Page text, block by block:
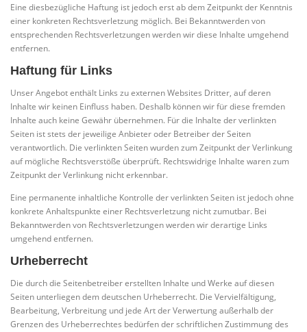
Eine diesbezügliche Haftung ist jedoch erst ab dem Zeitpunkt der Kenntnis
einer konkreten Rechtsverletzung möglich. Bei Bekanntwerden von
entsprechenden Rechtsverletzungen werden wir diese Inhalte umgehend
entfernen.
Haftung für Links
Unser Angebot enthält Links zu externen Websites Dritter, auf deren
Inhalte wir keinen Einfluss haben. Deshalb können wir für diese fremden
Inhalte auch keine Gewähr übernehmen. Für die Inhalte der verlinkten
Seiten ist stets der jeweilige Anbieter oder Betreiber der Seiten
verantwortlich. Die verlinkten Seiten wurden zum Zeitpunkt der Verlinkung
auf mögliche Rechtsverstöße überprüft. Rechtswidrige Inhalte waren zum
Zeitpunkt der Verlinkung nicht erkennbar.
Eine permanente inhaltliche Kontrolle der verlinkten Seiten ist jedoch ohne
konkrete Anhaltspunkte einer Rechtsverletzung nicht zumutbar. Bei
Bekanntwerden von Rechtsverletzungen werden wir derartige Links
umgehend entfernen.
Urheberrecht
Die durch die Seitenbetreiber erstellten Inhalte und Werke auf diesen
Seiten unterliegen dem deutschen Urheberrecht. Die Vervielfältigung,
Bearbeitung, Verbreitung und jede Art der Verwertung außerhalb der
Grenzen des Urheberrechtes bedürfen der schriftlichen Zustimmung des